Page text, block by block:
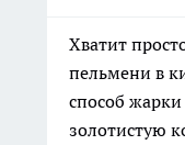
Хватит
пельмени в
способ жарки
золотистую